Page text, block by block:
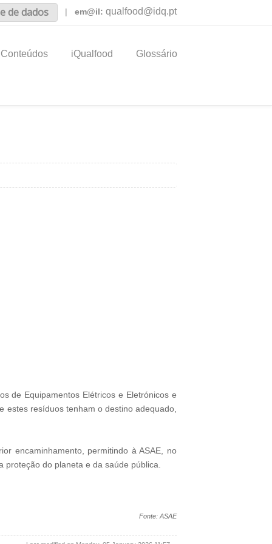
de dados | em@il: qualfood@idq.pt
Conteúdos iQualfood Glossário
de Equipamentos Elétricos e Eletrónicos e
estes resíduos tenham o destino adequado,
encaminhamento, permitindo à ASAE, no
do planeta e da saúde pública.
Fonte: ASAE